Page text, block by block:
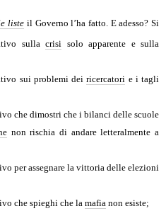
liste il Governo l’ha fatto. E adesso? Si
sulla crisi solo apparente e sulla
sui problemi deiricercatori e i tagli
che dimostri che i bilanci delle scuole
non rischia di andare letteralmente a
per assegnare la vittoria delle elezioni
che spieghi che la mafia non esiste;